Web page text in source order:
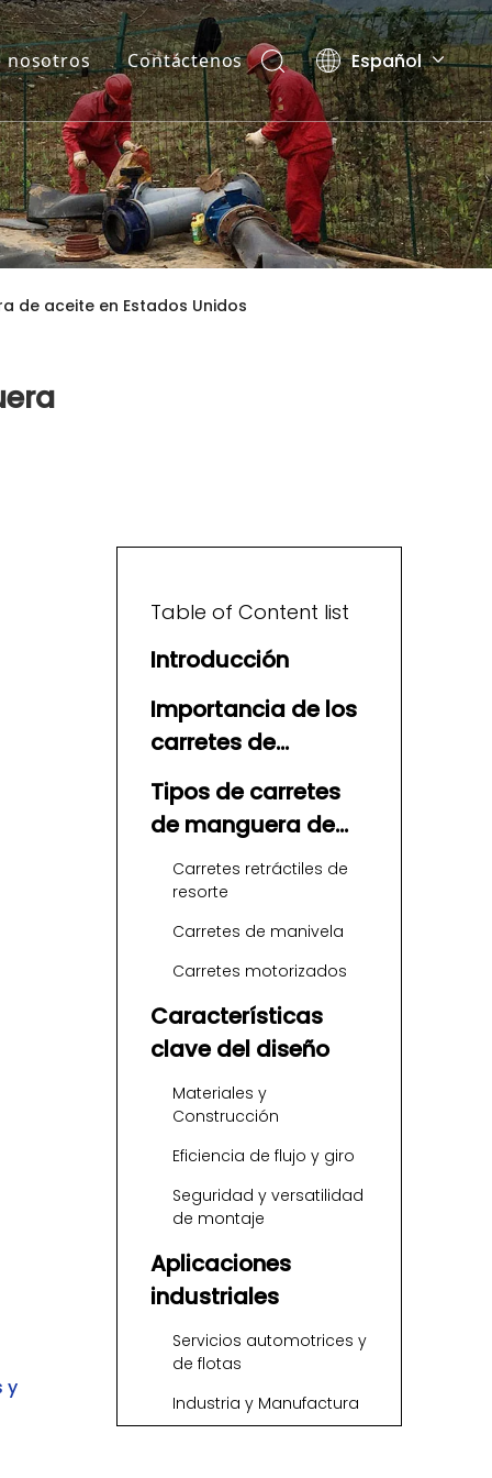
nosotros Contáctenos Español
English
العربية
Pусский
de aceite en Estados Unidos
y
Table of Content list
Introducción
Importancia de los
carretes de
manguera de
aceite de calidad
Tipos de carretes
de manguera de
aceite
Carretes retráctiles de
resorte
Carretes de manivela
Carretes motorizados
Características
clave del diseño
Materiales y
Construcción
Eficiencia de flujo y giro
Seguridad y versatilidad
de montaje
Aplicaciones
industriales
Servicios automotrices y
de flotas
Industria y Manufactura